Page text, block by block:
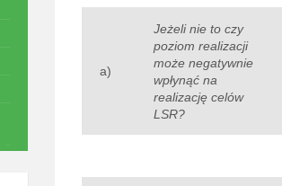
a)
Jeżeli nie to czy
poziom realizacji
może negatywnie
wpłynąć na
realizację celów
LSR?